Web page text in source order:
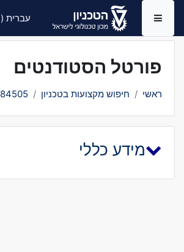
דילוג לתוכן הראשי
פורטל הסטודנטים
ראשי חיפוש מקצועות בטכניון 84505 - מכניקת המוצקים
מידע כללי
חלון סקירה צדדי עברית ‎(he)‎